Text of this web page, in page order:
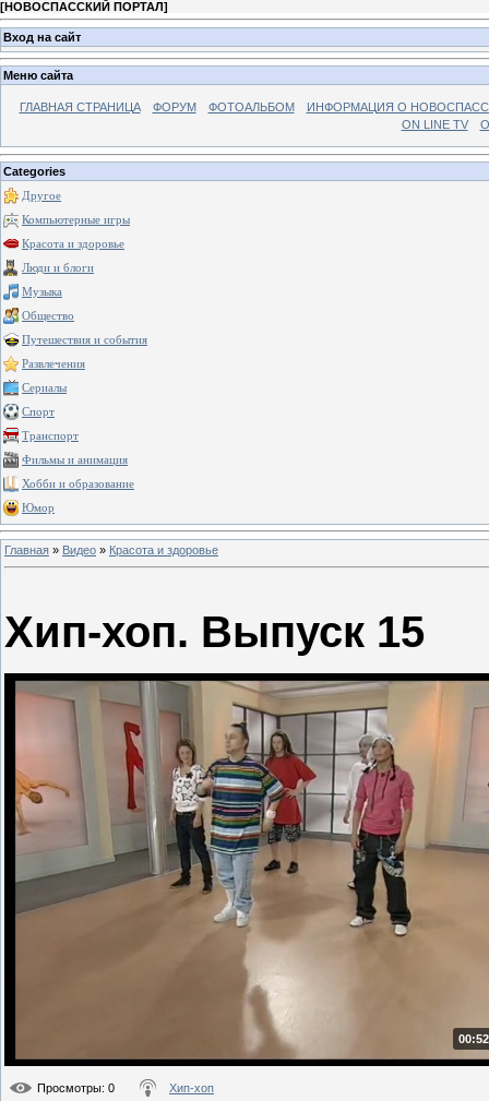
[НОВОСПАССКИЙ ПОРТАЛ]
Вход на сайт
Меню сайта
ГЛАВНАЯ СТРАНИЦА ФОРУМ ФОТОАЛЬБОМ
ИНФОРМАЦИЯ О
ON LINE TV
Categories
Другое
Компьютерные игры
Красота и здоровье
Люди и блоги
Музыка
Общество
Путешествия и события
Развлечения
Сериалы
Спорт
Транспорт
Фильмы и анимация
Хобби и образование
Юмор
Главная » Видео » Красота и здоровье
Хип-хоп. Выпуск 15
Просмотры: 0 Хип-хоп